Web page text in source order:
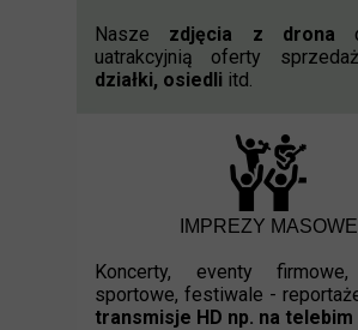
Nasze zdjęcia z drona
uatrakcyjnią oferty
działki, osiedli itd.
IMPREZY MASOWE
Koncerty, eventy
sportowe, festiwale -
transmisje HD np. na telebim